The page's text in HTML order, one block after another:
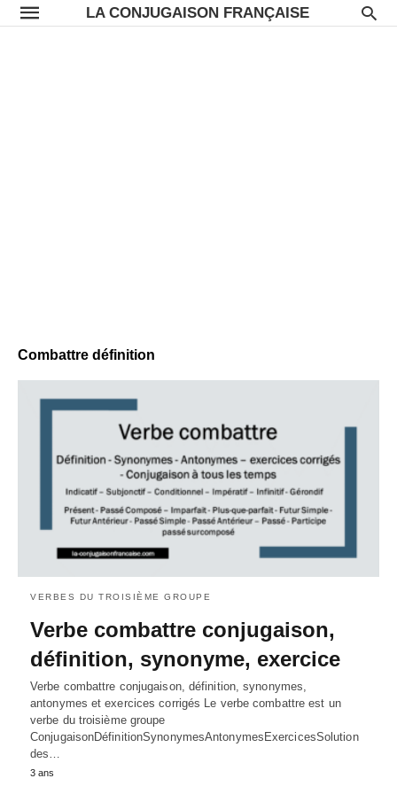
LA CONJUGAISON FRANÇAISE
Combattre définition
VERBES DU TROISIÈME GROUPE
Verbe combattre conjugaison,
définition, synonyme, exercice
Verbe combattre conjugaison, définition, synonymes,
antonymes et exercices corrigés Le verbe combattre est un
verbe du troisième groupe
ConjugaisonDéfinitionSynonymesAntonymesExercicesSolution
des…
3 ans